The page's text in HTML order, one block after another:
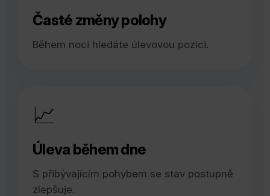
Časté změny polohy
Během noci hledáte úlevovou pozici.
📈
Úleva během dne
S přibývajícím pohybem se stav postupně
zlepšuje.